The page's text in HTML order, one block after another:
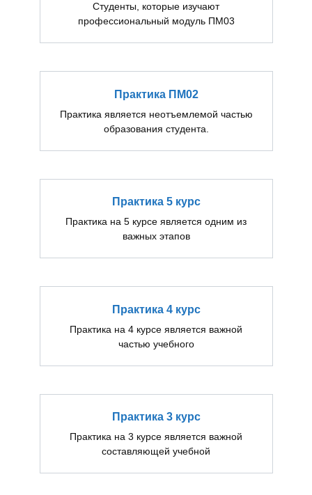
Студенты, которые изучают
профессиональный модуль ПМ03
Практика ПМ02
Практика является неотъемлемой частью
образования студента.
Практика 5 курс
Практика на 5 курсе является одним из
важных этапов
Практика 4 курс
Практика на 4 курсе является важной
частью учебного
Практика 3 курс
Практика на 3 курсе является важной
составляющей учебной